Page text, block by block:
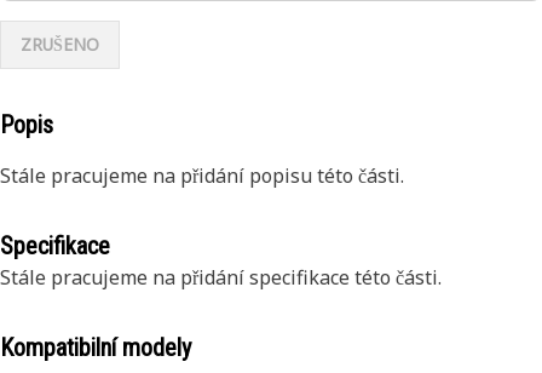
ZRUŠENO
Popis
Stále pracujeme na přidání popisu této části.
Specifikace
Stále pracujeme na přidání specifikace této části.
Kompatibilní modely